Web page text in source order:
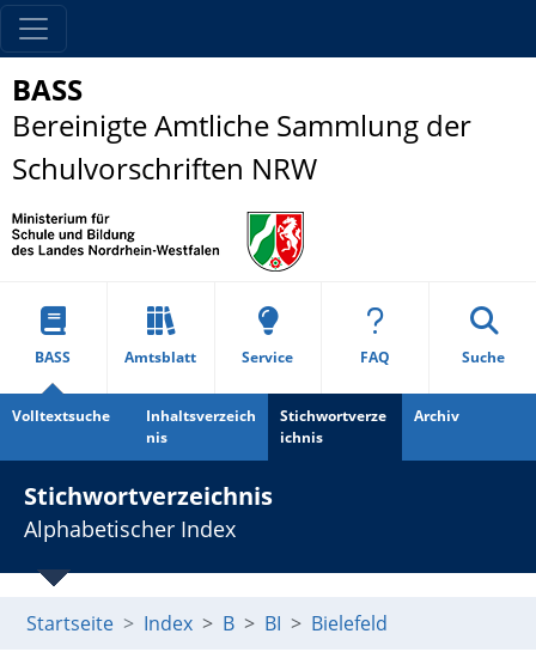
BASS
Bereinigte Amtliche Sammlung der
Schulvorschriften NRW
BASS Amtsblatt Service FAQ Suche
Volltextsuche
Inhaltsverzeich
nis
Stichwortverze
ichnis
Archiv
Stichwortverzeichnis
Alphabetischer Index
Startseite Index B BI Bielefeld